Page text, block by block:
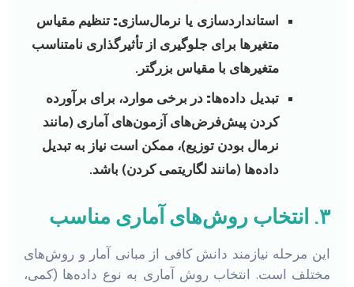
استانداردسازی یا نرمال‌سازی: تنظیم مقیاس
متغیرها برای جلوگیری از تأثیرگذاری نامتناسب
متغیرهای با مقیاس بزرگتر.
تبدیل داده‌ها: در برخی موارد، برای برآورده
کردن پیش‌فرض‌های آزمون‌های آماری (مانند
نرمال بودن توزیع)، ممکن است نیاز به تبدیل
داده‌ها (مانند لگاریتمی کردن) باشد.
۳. انتخاب روش‌های آماری مناسب
این مرحله نیازمند دانش کافی از مبانی آمار و روش‌های
مختلف است. انتخاب روش آماری به نوع داده‌ها (کمی،